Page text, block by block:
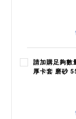
請加購足夠
厚卡套 磨砂